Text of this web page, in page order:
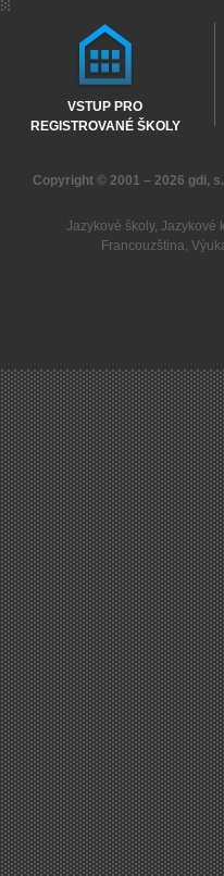
VSTUP PRO
REGISTROVANÉ ŠKOLY
Copyright © 2001 – 2026 gdi,
Jazykové školy, Jazykové
Francouzština,